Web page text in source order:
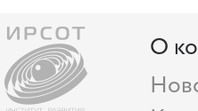
О